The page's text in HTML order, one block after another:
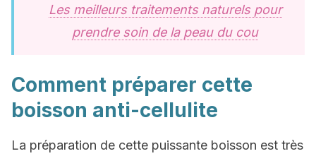
Les meilleurs traitements naturels pour
prendre soin de la peau du cou
Comment préparer cette
boisson anti-cellulite
La préparation de cette puissante boisson est très